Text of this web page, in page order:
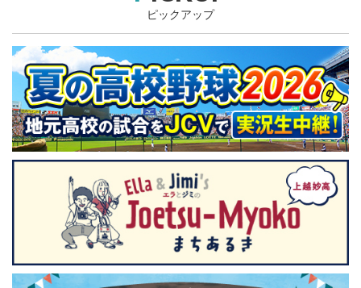
ピックアップ